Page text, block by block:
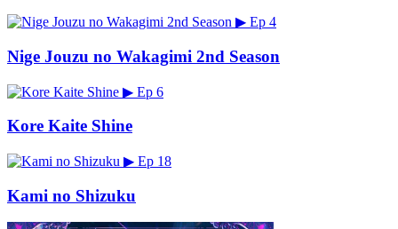
▶ Ep 4
Nige Jouzu no Wakagimi 2nd Season
▶ Ep 6
Kore Kaite Shine
▶ Ep 18
Kami no Shizuku